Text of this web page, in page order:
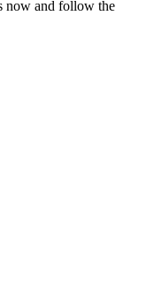
now and follow the